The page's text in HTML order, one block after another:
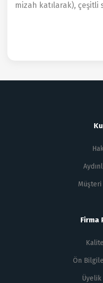
mizah katılarak),
Firma
Ön
Üyelik